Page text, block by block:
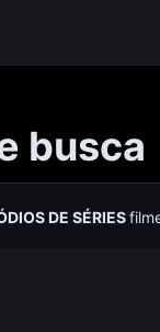
busca
DE SÉRIES